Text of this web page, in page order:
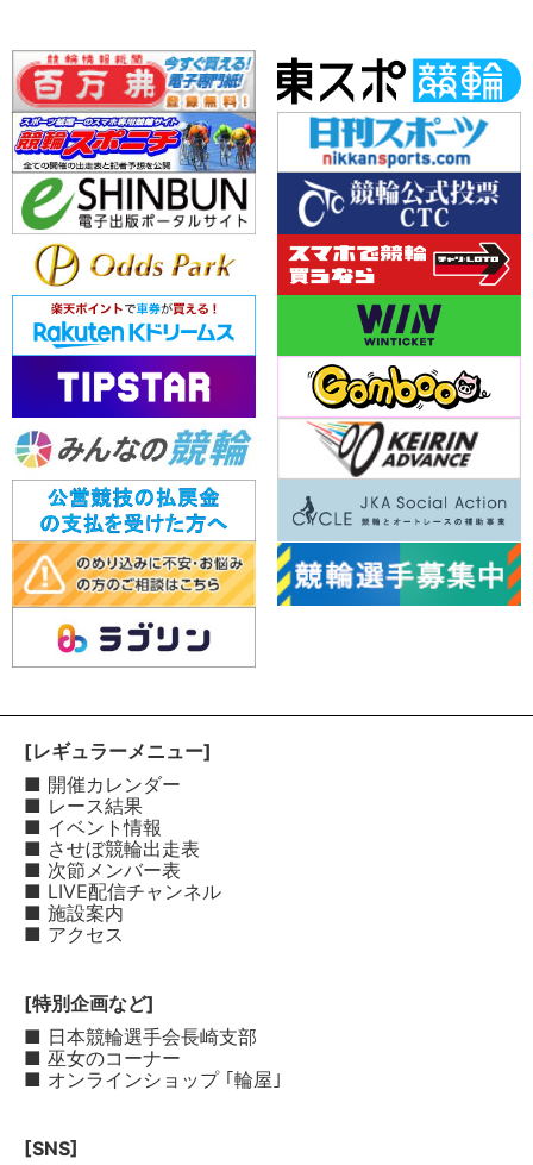
[レギュラーメニュー]
■ 開催カレンダー
■ レース結果
■ イベント情報
■ させぼ競輪出走表
■ 次節メンバー表
■ LIVE配信チャンネル
■ 施設案内
■ アクセス
[特別企画など]
■ 日本競輪選手会長崎支部
■ 巫女のコーナー
■ オンラインショップ ｢輪屋｣
[SNS]